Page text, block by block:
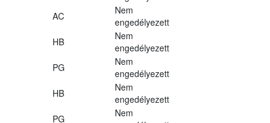
AC
Nem
engedélyezett
HB
Nem
engedélyezett
PG
Nem
engedélyezett
HB
Nem
engedélyezett
PG
Nem